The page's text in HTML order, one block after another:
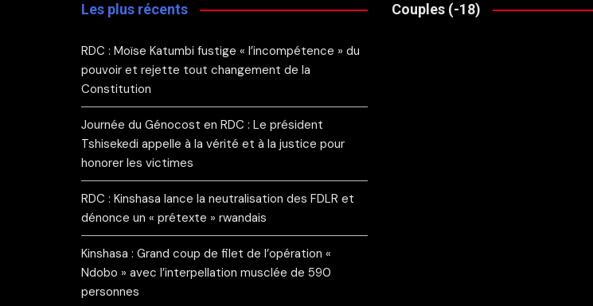
Les plus récents
RDC : Moïse Katumbi fustige « l’incompétence » du
pouvoir et rejette tout changement de la
Constitution
Journée du Génocost en RDC : Le président
Tshisekedi appelle à la vérité et à la justice pour
honorer les victimes
RDC : Kinshasa lance la neutralisation des FDLR et
dénonce un « prétexte » rwandais
Kinshasa : Grand coup de filet de l’opération «
Ndobo » avec l’interpellation musclée de 590
personnes
Couples (-18)